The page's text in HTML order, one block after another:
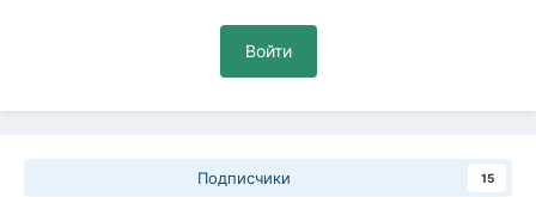
Войти
Подписчики 15